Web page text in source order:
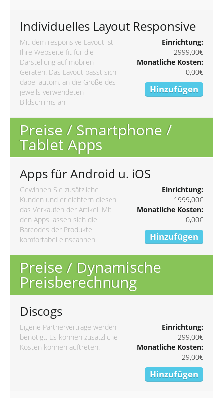
Individuelles Layout Responsive
Mit dem responsive Layout ist
Ihre Webseite fit für die
Darstellung auf mobilen
Geräten. Das Layout passt sich
dabei autom. an die Größe des
jeweils verwendeten
Bildschirms an
Einrichtung:
2999,00€
Monatliche Kosten:
0,00€
Hinzufügen
Preise / Smartphone /
Tablet Apps
Apps für Android u. iOS
Gewinnen Sie zusätzliche
Kunden und erleichtern diesen
das Verkaufen der Artikel. Mit
den Apps lassen sich die
Barcodes der Produkte
komfortabel einscannen.
Einrichtung:
1999,00€
Monatliche Kosten:
0,00€
Hinzufügen
Preise / Dynamische
Preisberechnung
Discogs
Eigene Partnerverträge werden
benötigt. Es können zusätzliche
Kosten können auftreten.
Einrichtung:
299,00€
Monatliche Kosten:
29,00€
Hinzufügen